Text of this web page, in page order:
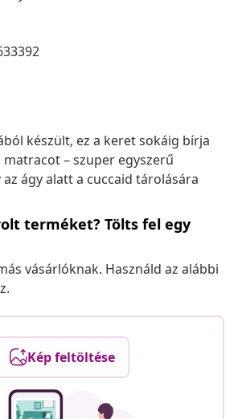
készült, ez a keret sokáig bírja
matracot – szuper egyszerű
az ágy alatt a cuccaid tárolására
terméket? Tölts fel egy
vásárlóknak. Használd az alábbi
Kép feltöltése